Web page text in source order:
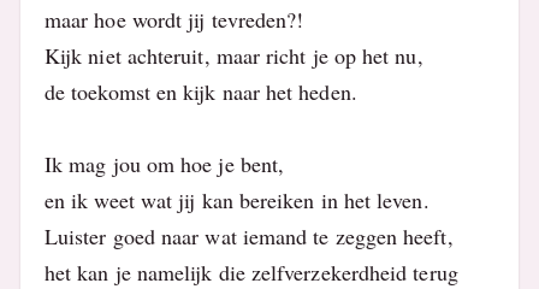
maar hoe wordt jij tevreden?!
Kijk niet achteruit, maar richt je op het nu,
de toekomst en kijk naar het heden.
Ik mag jou om hoe je bent,
en ik weet wat jij kan bereiken in het leven.
Luister goed naar wat iemand te zeggen heeft,
het kan je namelijk die zelfverzekerdheid terug